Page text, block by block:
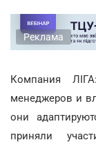
Реклама
Компания
менеджеров и
они
приняли